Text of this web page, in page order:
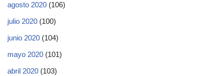
agosto 2020 (106)
julio 2020 (100)
junio 2020 (104)
mayo 2020 (101)
abril 2020 (103)